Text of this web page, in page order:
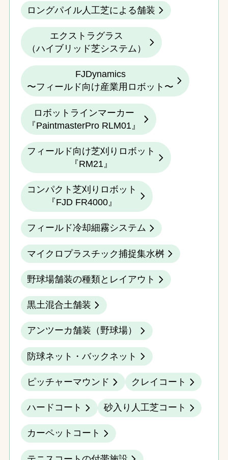
ロングパイル人工芝による舗装
エクストラグラス
（ハイブリッド芝システム）
FJDynamics
〜フィールド向け産業用ロボット〜
ロボットラインマーカー
『PaintmasterPro RLM01』
フィールド向け芝刈りロボット
『RM21』
コンパクト芝刈りロボット
『FJD FR4000』
フィールド冷却細霧システム
マイクロプラスチック捕捉集水桝
野球場舗装の種類とレイアウト
黒土混合土舗装
アンツーカ舗装（野球場）
防球ネット・バックネット
ピッチャーマウンド クレイコート
ハードコート 砂入り人工芝コート
カーペットコート